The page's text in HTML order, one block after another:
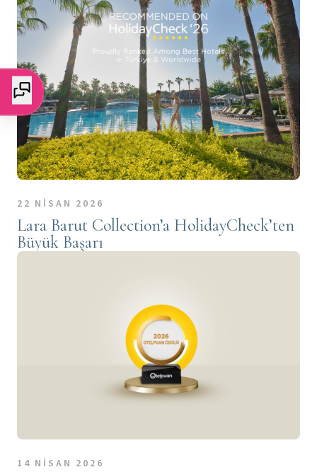
22 NİSAN 2026
Lara Barut Collection’a HolidayCheck’ten
Büyük Başarı
14 NİSAN 2026